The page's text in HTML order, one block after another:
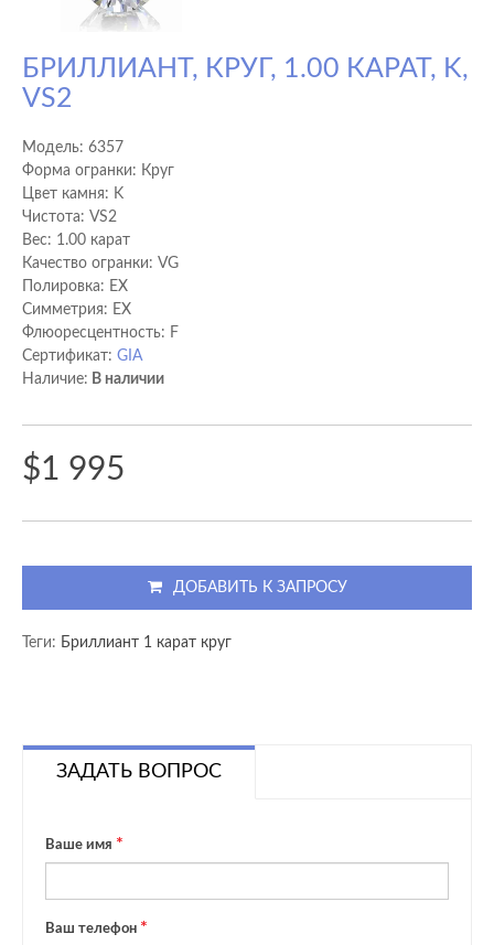
БРИЛЛИАНТ, КРУГ, 1.00 КАРАТ, K,
VS2
Модель: 6357
Форма огранки: Круг
Цвет камня: K
Чистота: VS2
Вес: 1.00 карат
Качество огранки: VG
Полировка: EX
Cимметрия: EX
Флюоресцентность: F
Сертификат: GIA
Наличие: В наличии
$1 995
ДОБАВИТЬ К ЗАПРОСУ
Теги: Бриллиант 1 карат круг
ЗАДАТЬ ВОПРОС
Ваше имя
Ваш телефон